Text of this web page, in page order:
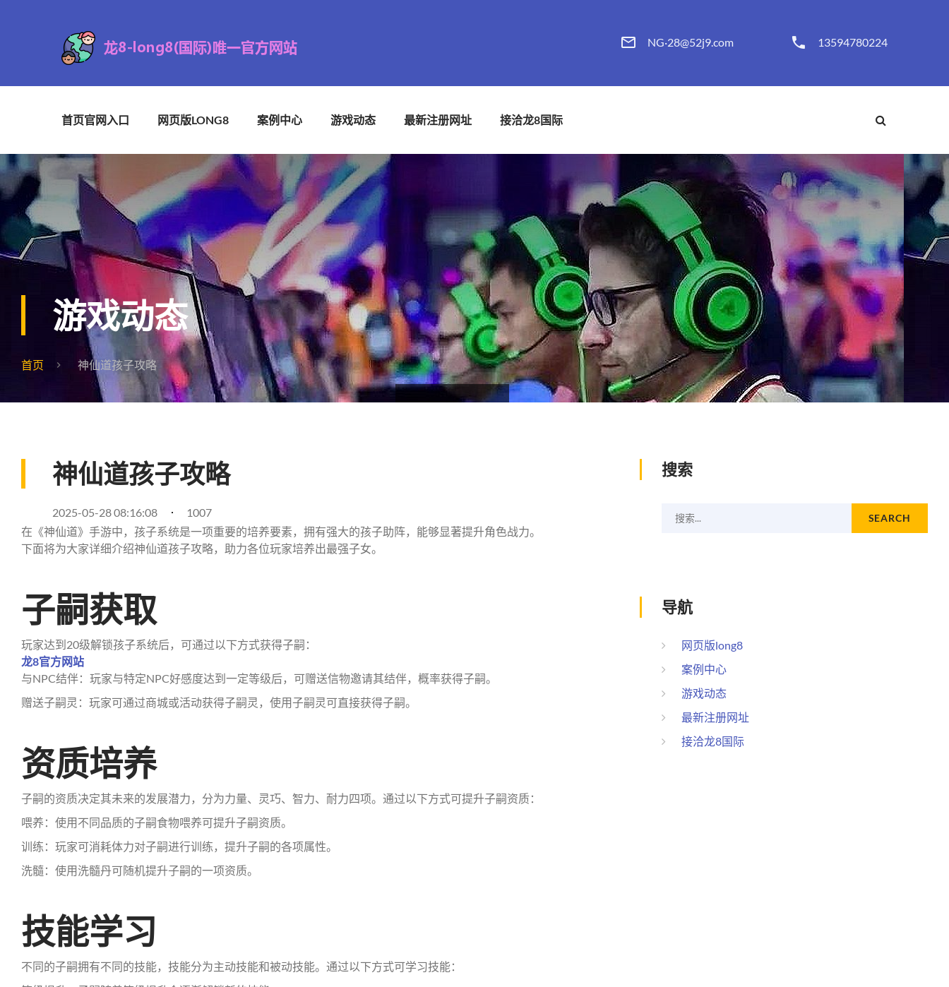
NG·28@52j9.com 13594780224
首页官网入口 网页版LONG8 案例中心 游戏动态 最新注册网址 接洽龙8国际
游戏动态
首页 神仙道孩子攻略
神仙道孩子攻略
2025-05-28 08:16:08
1007
在《神仙道》手游中，孩子系统是一项重要的培养要素，拥有强大的孩子助阵，能够显著提升角色战力。
下面将为大家详细介绍神仙道孩子攻略，助力各位玩家培养出最强子女。
子嗣获取
玩家达到20级解锁孩子系统后，可通过以下方式获得子嗣：
龙8官方网站
与NPC结伴：玩家与特定NPC好感度达到一定等级后，可赠送信物邀请其结伴，概率获得子嗣。
赠送子嗣灵：玩家可通过商城或活动获得子嗣灵，使用子嗣灵可直接获得子嗣。
资质培养
子嗣的资质决定其未来的发展潜力，分为力量、灵巧、智力、耐力四项。通过以下方式可提升子嗣资质：
喂养：使用不同品质的子嗣食物喂养可提升子嗣资质。
训练：玩家可消耗体力对子嗣进行训练，提升子嗣的各项属性。
洗髓：使用洗髓丹可随机提升子嗣的一项资质。
技能学习
不同的子嗣拥有不同的技能，技能分为主动技能和被动技能。通过以下方式可学习技能：
搜索
搜索... SEARCH
导航
网页版long8
案例中心
游戏动态
最新注册网址
接洽龙8国际